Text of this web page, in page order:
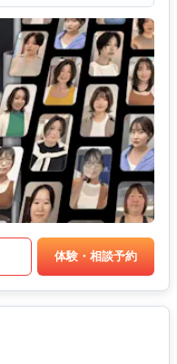
体験・相談予約